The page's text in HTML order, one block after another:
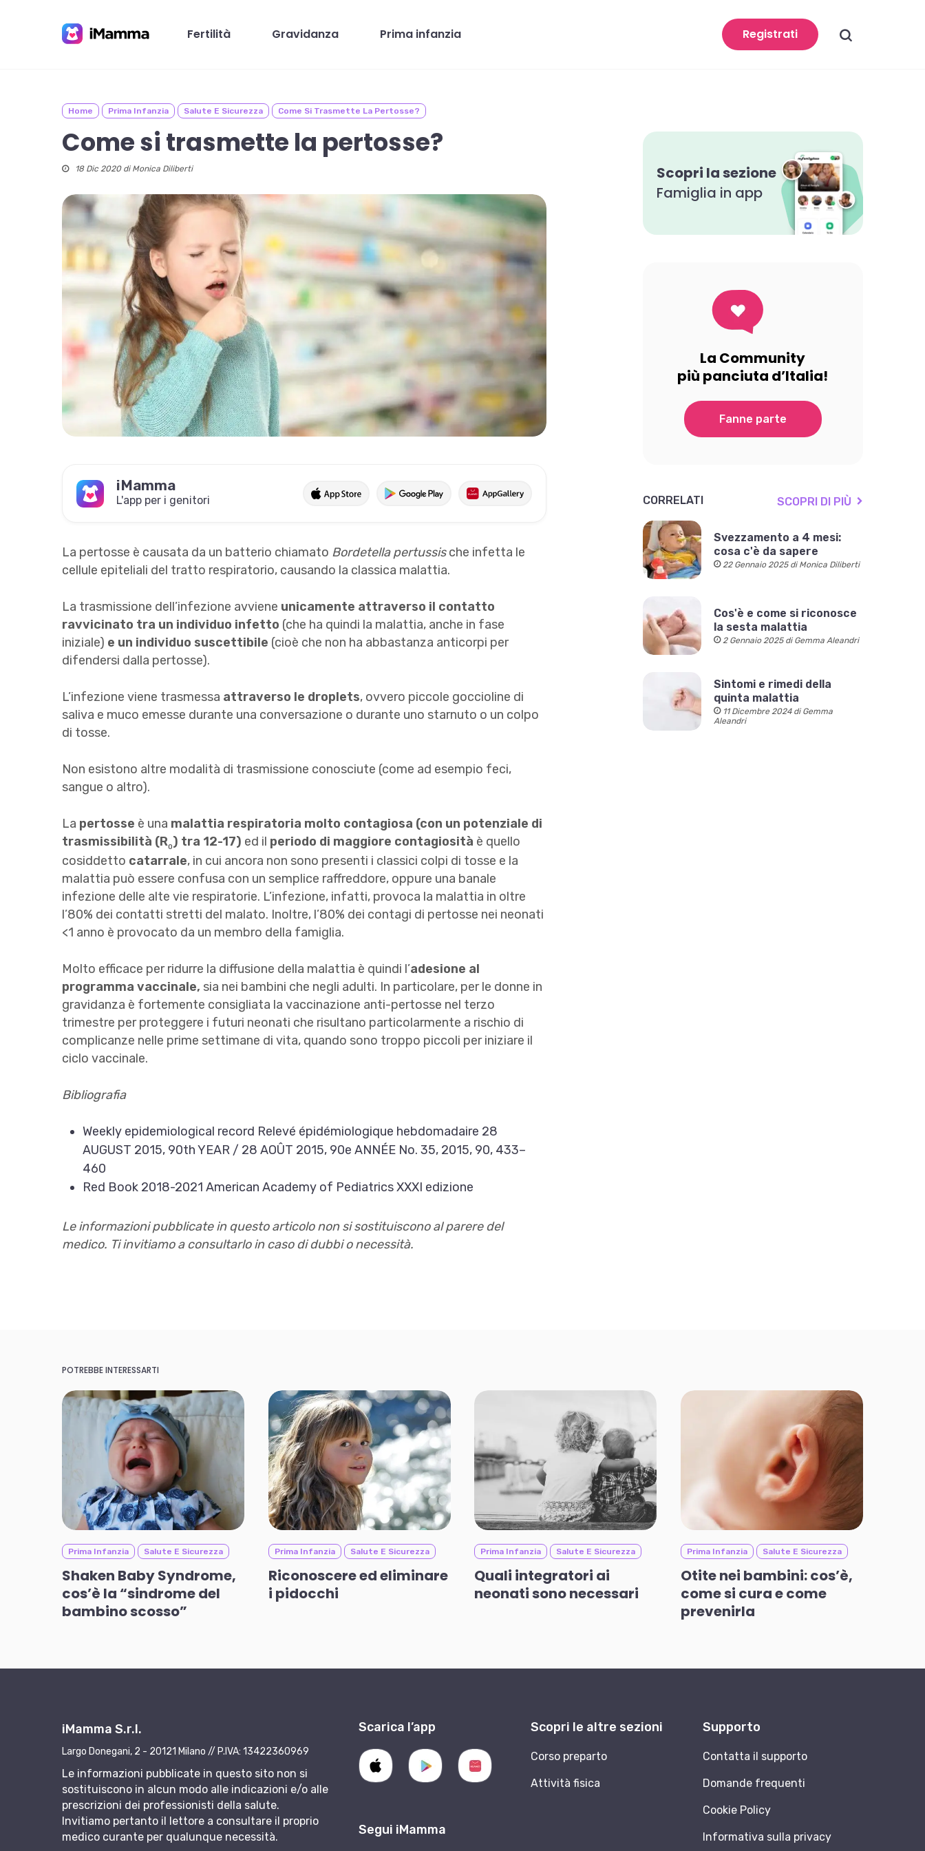
Premi invio per cercare o ESC per chiudere
Fertilità Gravidanza Prima infanzia Registrati search
Home Prima Infanzia Salute E Sicurezza Come Si Trasmette La Pertosse?
Come si trasmette la pertosse?
18 Dic 2020 di Monica Diliberti
iMamma
L'app per i genitori
La pertosse è causata da un batterio chiamato Bordetella pertussische infetta le
cellule epiteliali del tratto respiratorio, causando la classica malattia.
La trasmissione dell’infezione avviene unicamente attraverso il contatto
ravvicinato tra un individuo infetto (che ha quindi la malattia, anche in fase
iniziale) e un individuo suscettibile (cioè che non ha abbastanza anticorpi per
difendersi dalla pertosse).
L’infezione viene trasmessa attraverso le droplets, ovvero piccole goccioline di
saliva e muco emesse durante una conversazione o durante uno starnuto o un colpo
di tosse.
Non esistono altre modalità di trasmissione conosciute (come ad esempio feci,
sangue o altro).
La pertosse è una malattia respiratoria molto contagiosa (con un potenziale di
trasmissibilità (R0 ) tra 12-17) ed il periodo di maggiore contagiosità è quello
cosiddetto catarrale, in cui ancora non sono presenti i classici colpi di tosse e la
malattia può essere confusa con un semplice raffreddore, oppure una banale
infezione delle alte vie respiratorie. L’infezione, infatti, provoca la malattia in oltre
l’80% dei contatti stretti del malato. Inoltre, l’80% dei contagi di pertosse nei neonati
<1 anno è provocato da un membro della famiglia.
Molto efficace per ridurre la diffusione della malattia è quindi l’adesione al
programma vaccinale, sia nei bambini che negli adulti. In particolare, per le donne in
gravidanza è fortemente consigliata la vaccinazione anti-pertosse nel terzo
trimestre per proteggere i futuri neonati che risultano particolarmente a rischio di
complicanze nelle prime settimane di vita, quando sono troppo piccoli per iniziare il
ciclo vaccinale.
Bibliografia
Weekly epidemiological record Relevé épidémiologique hebdomadaire 28
AUGUST 2015, 90th YEAR / 28 AOÛT 2015, 90e ANNÉE No. 35, 2015, 90, 433–
460
Red Book 2018-2021 American Academy of Pediatrics XXXI edizione
Le informazioni pubblicate in questo articolo non si sostituiscono al parere del
medico. Ti invitiamo a consultarlo in caso di dubbi o necessità.
Scopri la sezione
Famiglia in app
La Community
più panciuta d’Italia!
Fanne parte
CORRELATI SCOPRI DI PIÙ
Svezzamento a 4 mesi:
cosa c'è da sapere
22 Gennaio 2025 di Monica Diliberti
Cos'è e come si riconosce
la sesta malattia
2 Gennaio 2025 di Gemma Aleandri
Sintomi e rimedi della
quinta malattia
11 Dicembre 2024 di Gemma
Aleandri
POTREBBE INTERESSARTI
Prima Infanzia Salute E Sicurezza
Shaken Baby Syndrome,
cos’è la “sindrome del
bambino scosso”
Prima Infanzia Salute E Sicurezza
Riconoscere ed eliminare
i pidocchi
Prima Infanzia Salute E Sicurezza
Quali integratori ai
neonati sono necessari
Prima Infanzia Salute E Sicurezza
Otite nei bambini: cos’è,
come si cura e come
prevenirla
iMamma S.r.l.
Largo Donegani, 2 - 20121 Milano // P.IVA: 13422360969
Le informazioni pubblicate in questo sito non si
sostituiscono in alcun modo alle indicazioni e/o alle
prescrizioni dei professionisti della salute.
Invitiamo pertanto il lettore a consultare il proprio
medico curante per qualunque necessità.
Scarica l’app
Segui iMamma
Scopri le altre sezioni
Corso preparto
Attività fisica
Supporto
Contatta il supporto
Domande frequenti
Cookie Policy
Informativa sulla privacy